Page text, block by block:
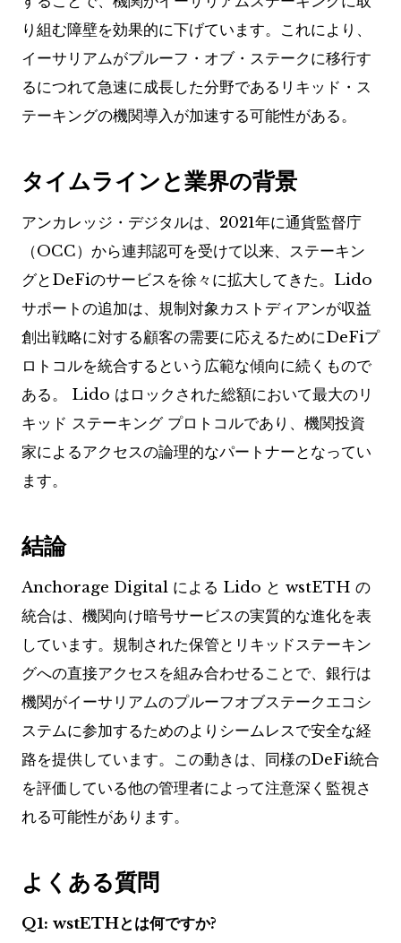
り組む障壁を効果的に下げています。これにより、
イーサリアムがプルーフ・オブ・ステークに移行す
るにつれて急速に成長した分野であるリキッド・ス
テーキングの機関導入が加速する可能性がある。
タイムラインと業界の背景
アンカレッジ・デジタルは、2021年に通貨監督庁
（OCC）から連邦認可を受けて以来、ステーキン
グとDeFiのサービスを徐々に拡大してきた。Lido
サポートの追加は、規制対象カストディアンが収益
創出戦略に対する顧客の需要に応えるためにDeFiプ
ロトコルを統合するという広範な傾向に続くもので
ある。 Lido はロックされた総額において最大のリ
キッド ステーキング プロトコルであり、機関投資
家によるアクセスの論理的なパートナーとなってい
ます。
結論
Anchorage Digital による Lido と wstETH の
統合は、機関向け暗号サービスの実質的な進化を表
しています。規制された保管とリキッドステーキン
グへの直接アクセスを組み合わせることで、銀行は
機関がイーサリアムのプルーフオブステークエコシ
ステムに参加するためのよりシームレスで安全な経
路を提供しています。この動きは、同様のDeFi統合
を評価している他の管理者によって注意深く監視さ
れる可能性があります。
よくある質問
Q1: wstETHとは何ですか?